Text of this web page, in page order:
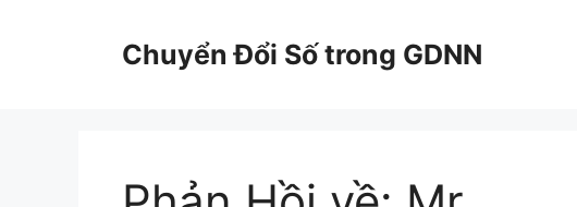
Chuyển Đổi Số trong GDNN